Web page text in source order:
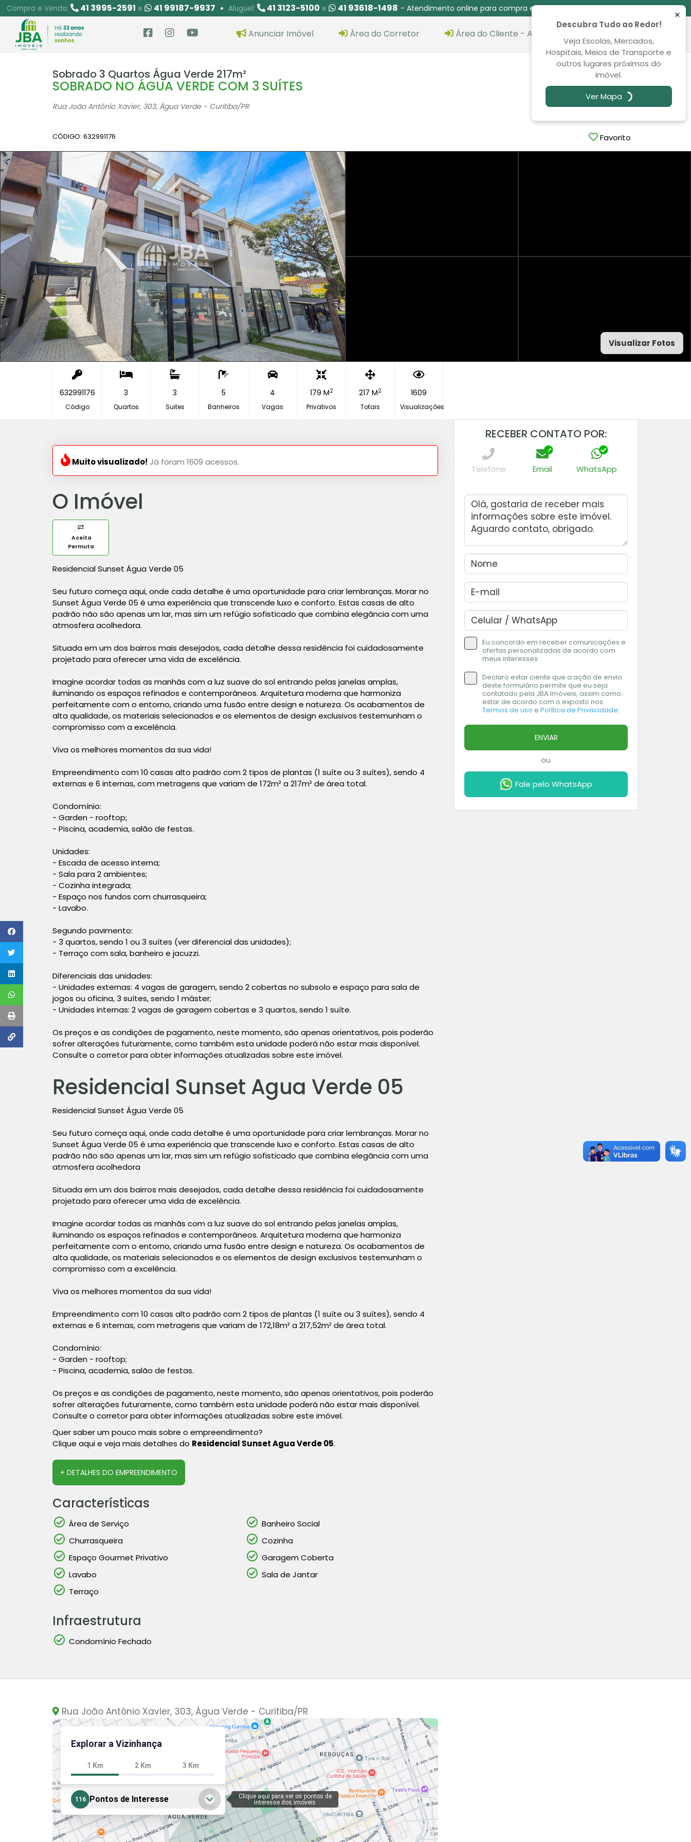
Compra e Venda: 41 3995-2591 e 41 99187-9937 Aluguel: 41 3123-5100 e 41 93618-1498 - Atendimento online para compra e venda das 08:30 às 00:00
Anunciar Imóvel Área do Corretor Área do Cliente - Aluguel
Sobrado 3 Quartos Água Verde 217m²
SOBRADO NO ÁGUA VERDE COM 3 SUÍTES
Rua João Antônio Xavier, 303, Água Verde - Curitiba/PR
Venda
R$ 1.874.000,00
CÓDIGO: 632991176 Favorito
Visualizar Fotos
632991176
Código
3
Quartos
3
Suites
5
Banheiros
4
Vagas
179 M2
Privativos
217 M2
Totais
1609
Visualizações
Muito visualizado! Já foram 1609 acessos.
O Imóvel
Aceita
Permuta
Residencial Sunset Água Verde 05
Seu futuro começa aqui, onde cada detalhe é uma oportunidade para criar lembranças. Morar no
Sunset Água Verde 05 é uma experiência que transcende luxo e conforto. Estas casas de alto
padrão não são apenas um lar, mas sim um refúgio sofisticado que combina elegância com uma
atmosfera acolhedora.
Situada em um dos bairros mais desejados, cada detalhe dessa residência foi cuidadosamente
projetado para oferecer uma vida de excelência.
Imagine acordar todas as manhãs com a luz suave do sol entrando pelas janelas amplas,
iluminando os espaços refinados e contemporâneos. Arquitetura moderna que harmoniza
perfeitamente com o entorno, criando uma fusão entre design e natureza. Os acabamentos de
alta qualidade, os materiais selecionados e os elementos de design exclusivos testemunham o
compromisso com a excelência.
Viva os melhores momentos da sua vida!
Empreendimento com 10 casas alto padrão com 2 tipos de plantas (1 suíte ou 3 suítes), sendo 4
externas e 6 internas, com metragens que variam de 172m² a 217m² de área total.
Condomínio:
- Garden - rooftop;
- Piscina, academia, salão de festas.
Unidades:
- Escada de acesso interna;
- Sala para 2 ambientes;
- Cozinha integrada;
- Espaço nos fundos com churrasqueira;
- Lavabo.
Segundo pavimento:
- 3 quartos, sendo 1 ou 3 suítes (ver diferencial das unidades);
- Terraço com sala, banheiro e jacuzzi.
Diferenciais das unidades:
- Unidades externas: 4 vagas de garagem, sendo 2 cobertas no subsolo e espaço para sala de
jogos ou oficina, 3 suítes, sendo 1 máster;
- Unidades internas: 2 vagas de garagem cobertas e 3 quartos, sendo 1 suíte.
Os preços e as condições de pagamento, neste momento, são apenas orientativos, pois poderão
sofrer alterações futuramente, como também esta unidade poderá não estar mais disponível.
Consulte o corretor para obter informações atualizadas sobre este imóvel.
Residencial Sunset Agua Verde 05
Residencial Sunset Água Verde 05
Seu futuro começa aqui, onde cada detalhe é uma oportunidade para criar lembranças. Morar no
Sunset Água Verde 05 é uma experiência que transcende luxo e conforto. Estas casas de alto
padrão não são apenas um lar, mas sim um refúgio sofisticado que combina elegância com uma
atmosfera acolhedora
Situada em um dos bairros mais desejados, cada detalhe dessa residência foi cuidadosamente
projetado para oferecer uma vida de excelência.
Imagine acordar todas as manhãs com a luz suave do sol entrando pelas janelas amplas,
iluminando os espaços refinados e contemporâneos. Arquitetura moderna que harmoniza
perfeitamente com o entorno, criando uma fusão entre design e natureza. Os acabamentos de
alta qualidade, os materiais selecionados e os elementos de design exclusivos testemunham o
compromisso com a excelência.
Viva os melhores momentos da sua vida!
Empreendimento com 10 casas alto padrão com 2 tipos de plantas (1 suíte ou 3 suítes), sendo 4
externas e 6 internas, com metragens que variam de 172,18m² a 217,52m² de área total.
Condomínio:
- Garden - rooftop;
- Piscina, academia, salão de festas.
Os preços e as condições de pagamento, neste momento, são apenas orientativos, pois poderão
sofrer alterações futuramente, como também esta unidade poderá não estar mais disponível.
Consulte o corretor para obter informações atualizadas sobre este imóvel.
Quer saber um pouco mais sobre o empreendimento?
Clique aqui e veja mais detalhes do Residencial Sunset Agua Verde 05.
+ DETALHES DO EMPREENDIMENTO
Características
Área de Serviço
Banheiro Social
Churrasqueira
Cozinha
Espaço Gourmet Privativo
Garagem Coberta
Lavabo
Sala de Jantar
Terraço
Infraestrutura
Condomínio Fechado
Rua João Antônio Xavier, 303, Água Verde - Curitiba/PR
RECEBER CONTATO POR:
Telefone Email WhatsApp
Eu concordo em receber comunicações e
ofertas personalizadas de acordo com
meus interesses.
Declaro estar ciente que a ação de envio
deste formulário permite que eu seja
contatado pela JBA Imóveis, assim como
estar de acordo com o exposto nos
Termos de uso e Política de Privacidade.
ENVIAR
ou
Fale pelo WhatsApp
×
Descubra Tudo ao Redor!
Veja Escolas, Mercados,
Hospitais, Meios de Transporte e
outros lugares próximos do
imóvel.
Ver Mapa